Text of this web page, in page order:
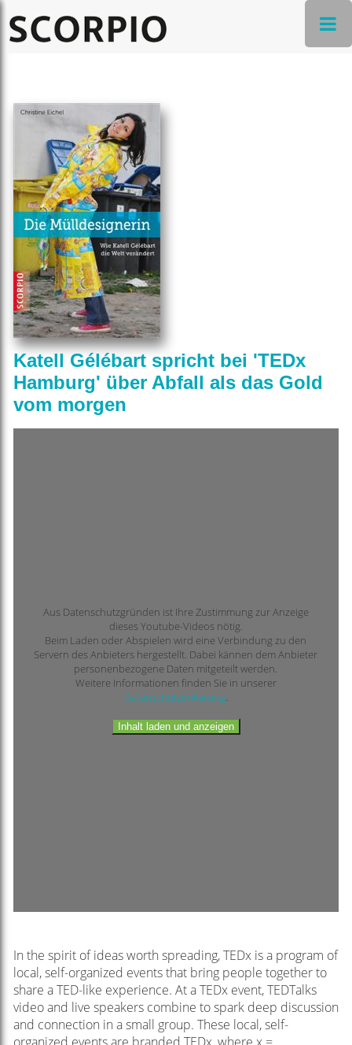
Katell Gélébart spricht bei 'TEDx
Hamburg' über Abfall als das Gold
vom morgen
Aus Datenschutzgründen ist Ihre Zustimmung zur Anzeige
dieses Youtube-Videos nötig.
Beim Laden oder Abspielen wird eine Verbindung zu den
Servern des Anbieters hergestellt. Dabei kännen dem Anbieter
personenbezogene Daten mitgeteilt werden.
Weitere Informationen finden Sie in unserer
Datenschutzerklärung.
Inhalt laden und anzeigen
In the spirit of ideas worth spreading, TEDx is a program of
local, self-organized events that bring people together to
share a TED-like experience. At a TEDx event, TEDTalks
video and live speakers combine to spark deep discussion
and connection in a small group. These local, self-